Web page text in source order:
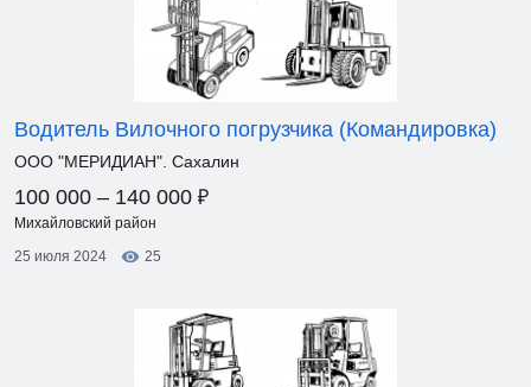
Водитель Вилочного погрузчика (Командировка)
ООО "МЕРИДИАН". Сахалин
100 000 – 140 000 ₽
Михайловский район
25 июля 2024
25